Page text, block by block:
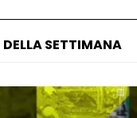
DELLA SETTIMANA